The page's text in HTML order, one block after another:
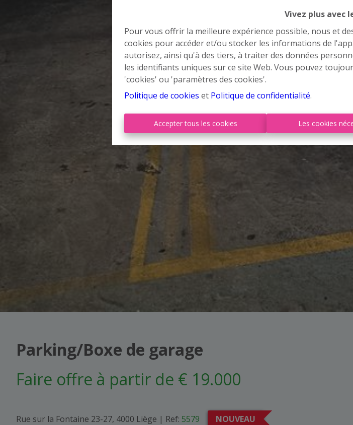
Vivez plus avec
Pour vous offrir la meilleure expérience possible, nous et
cookies pour accéder et/ou stocker les informations de
autorisez, ainsi qu'à des tiers, à traiter des données
les identifiants uniques sur ce site Web. Vous pouvez
'cookies' ou 'paramètres des cookies'.
Politique de cookies et Politique de confidentialité.
Accepter tous les cookies Les cookies
Parking/Boxe de garage
Faire offre à partir de € 19.000
Rue sur la Fontaine 23-27, 4000 Liège | Ref: 5579 NOUVEAU